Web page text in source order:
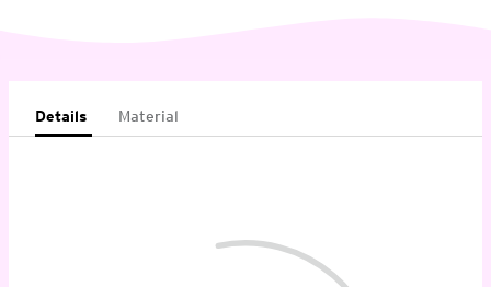
Details Material